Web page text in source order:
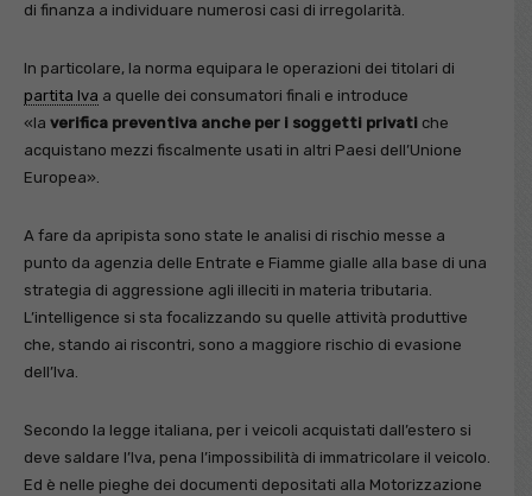
di finanza a individuare numerosi casi di irregolarità.
In particolare, la norma equipara le operazioni dei titolari di
partita Iva a quelle dei consumatori finali e introduce
«la verifica preventiva anche per i soggetti privati che
acquistano mezzi fiscalmente usati in altri Paesi dell’Unione
Europea».
A fare da apripista sono state le analisi di rischio messe a
punto da agenzia delle Entrate e Fiamme gialle alla base di una
strategia di aggressione agli illeciti in materia tributaria.
L’intelligence si sta focalizzando su quelle attività produttive
che, stando ai riscontri, sono a maggiore rischio di evasione
dell’Iva.
Secondo la legge italiana, per i veicoli acquistati dall’estero si
deve saldare l’Iva, pena l’impossibilità di immatricolare il veicolo.
Ed è nelle pieghe dei documenti depositati alla Motorizzazione